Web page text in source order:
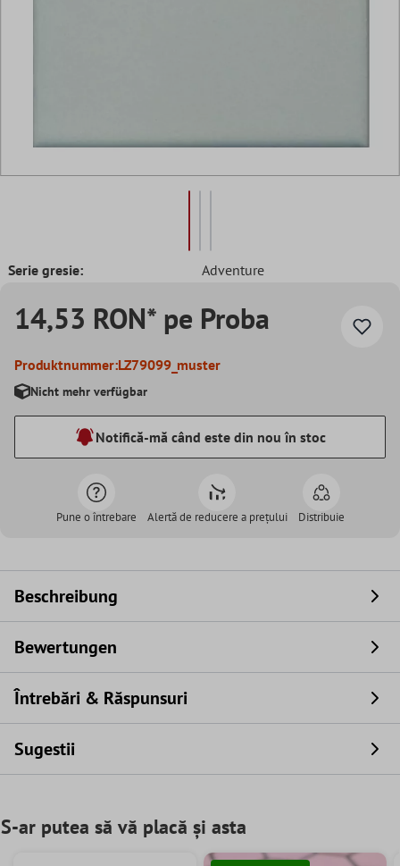
Serie gresie: Adventure
14,53 RON* pe Proba
Produktnummer:LZ79099_muster
Nicht mehr verfügbar
Notifică-mă când este din nou în stoc
Pune o întrebare Alertă de reducere a prețului Distribuie
Beschreibung
Bewertungen
Întrebări & Răspunsuri
Sugestii
S-ar putea să vă placă și asta